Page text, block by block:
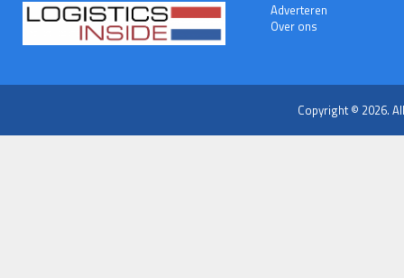
Adverteren
Over ons
Copyright © 2026.